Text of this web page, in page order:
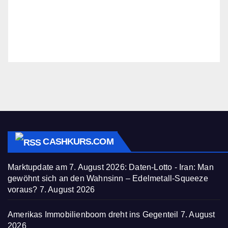
CASHKURS.COM
Marktupdate am 7. August 2026: Daten-Lotto - Iran: Man
gewöhnt sich an den Wahnsinn – Edelmetall-Squeeze
voraus? 7. August 2026
Amerikas Immobilienboom dreht ins Gegenteil 7. August
2026